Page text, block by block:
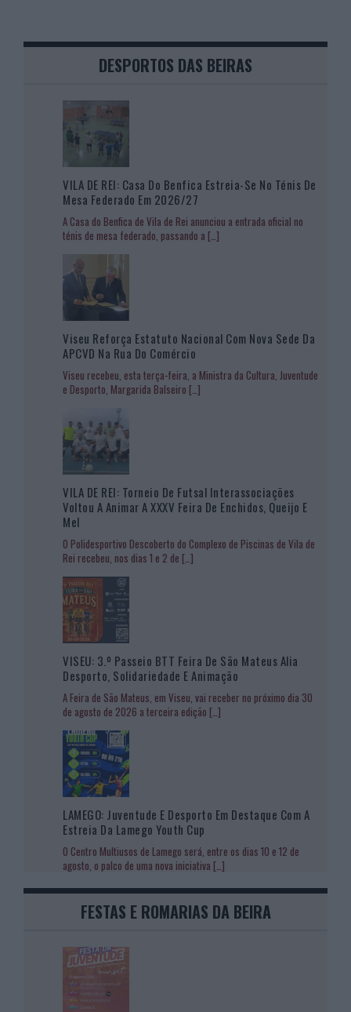
DESPORTOS DAS BEIRAS
VILA DE REI: Casa Do Benfica Estreia-Se No Ténis De
Mesa Federado Em 2026/27
A Casa do Benfica de Vila de Rei anunciou a entrada oficial no
ténis de mesa federado, passando a […]
Viseu Reforça Estatuto Nacional Com Nova Sede Da
APCVD Na Rua Do Comércio
Viseu recebeu, esta terça-feira, a Ministra da Cultura, Juventude
e Desporto, Margarida Balseiro […]
VILA DE REI: Torneio De Futsal Interassociações
Voltou A Animar A XXXV Feira De Enchidos, Queijo E
Mel
O Polidesportivo Descoberto do Complexo de Piscinas de Vila de
Rei recebeu, nos dias 1 e 2 de […]
VISEU: 3.º Passeio BTT Feira De São Mateus Alia
Desporto, Solidariedade E Animação
A Feira de São Mateus, em Viseu, vai receber no próximo dia 30
de agosto de 2026 a terceira edição […]
LAMEGO: Juventude E Desporto Em Destaque Com A
Estreia Da Lamego Youth Cup
O Centro Multiusos de Lamego será, entre os dias 10 e 12 de
agosto, o palco de uma nova iniciativa […]
FESTAS E ROMARIAS DA BEIRA